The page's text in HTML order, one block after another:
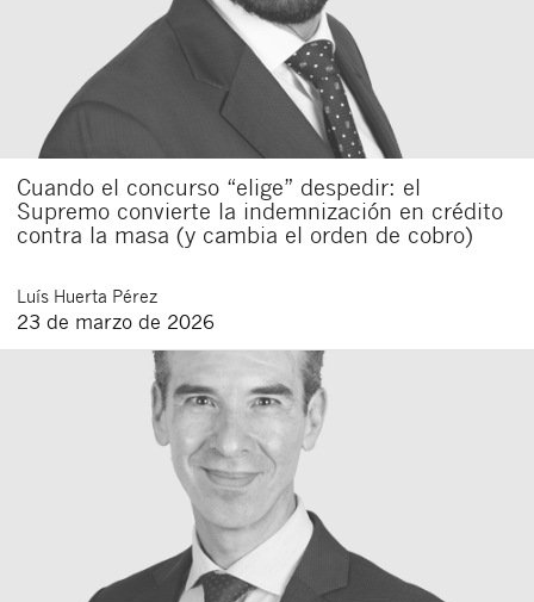
Cuando el concurso “elige” despedir: el
Supremo convierte la indemnización en crédito
contra la masa (y cambia el orden de cobro)
Luís Huerta Pérez
23 de marzo de 2026